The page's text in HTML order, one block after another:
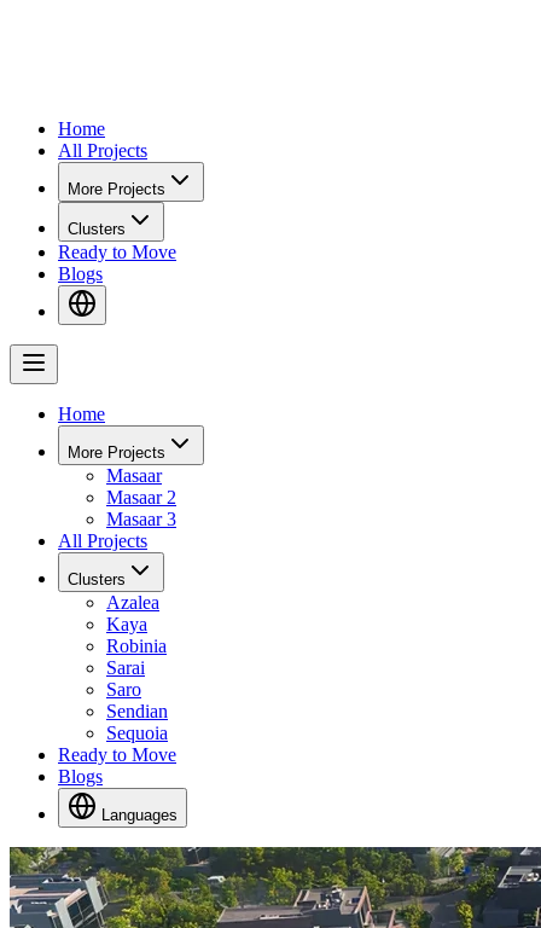
Home
All Projects
More Projects
Clusters
Ready to Move
Blogs
Home
More Projects
Masaar
Masaar 2
Masaar 3
All Projects
Clusters
Azalea
Kaya
Robinia
Sarai
Saro
Sendian
Sequoia
Ready to Move
Blogs
Languages